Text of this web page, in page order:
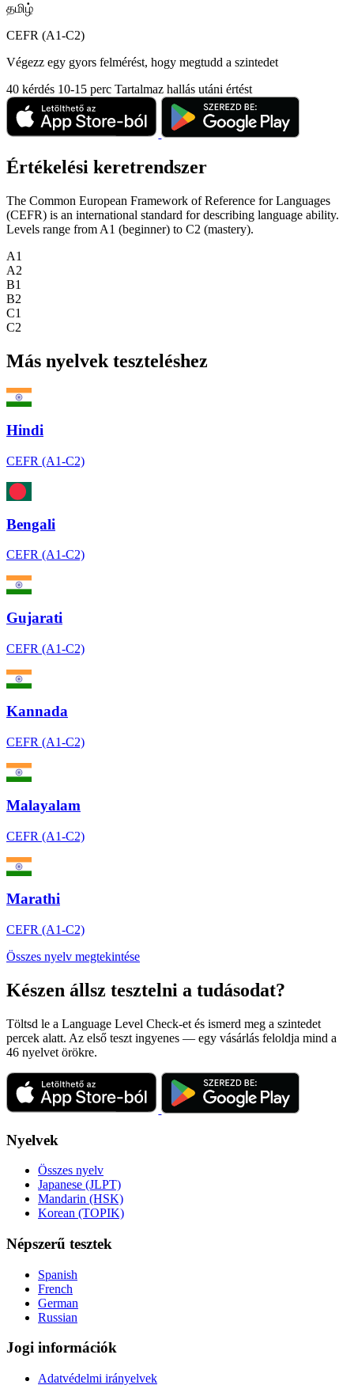
தமிழ்
CEFR (A1-C2)
Végezz egy gyors felmérést, hogy megtudd a szintedet
40 kérdés 10-15 perc Tartalmaz hallás utáni értést
Értékelési keretrendszer
The Common European Framework of Reference for Languages
(CEFR) is an international standard for describing language ability.
Levels range from A1 (beginner) to C2 (mastery).
A1
A2
B1
B2
C1
C2
Más nyelvek teszteléshez
Hindi
CEFR (A1-C2)
Bengali
CEFR (A1-C2)
Gujarati
CEFR (A1-C2)
Kannada
CEFR (A1-C2)
Malayalam
CEFR (A1-C2)
Marathi
CEFR (A1-C2)
Összes nyelv megtekintése
Készen állsz tesztelni a tudásodat?
Töltsd le a Language Level Check-et és ismerd meg a szintedet
percek alatt. Az első teszt ingyenes — egy vásárlás feloldja mind a
46 nyelvet örökre.
Nyelvek
Összes nyelv
Japanese (JLPT)
Mandarin (HSK)
Korean (TOPIK)
Népszerű tesztek
Spanish
French
German
Russian
Jogi információk
Adatvédelmi irányelvek